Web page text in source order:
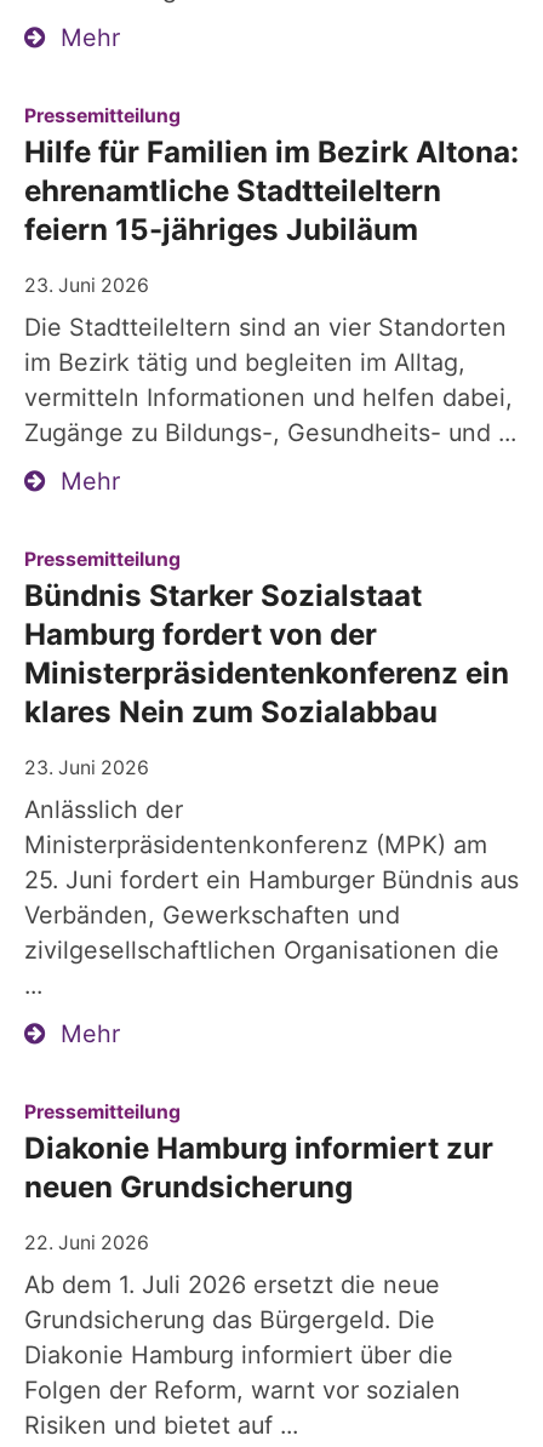
Mehr
Pressemitteilung
Hilfe für Familien im Bezirk Altona:
ehrenamtliche Stadtteileltern
feiern 15-jähriges Jubiläum
23. Juni 2026
Die Stadtteileltern sind an vier Standorten
im Bezirk tätig und begleiten im Alltag,
vermitteln Informationen und helfen dabei,
Zugänge zu Bildungs-, Gesundheits- und ...
Mehr
Pressemitteilung
Bündnis Starker Sozialstaat
Hamburg fordert von der
Ministerpräsidentenkonferenz ein
klares Nein zum Sozialabbau
23. Juni 2026
Anlässlich der
Ministerpräsidentenkonferenz (MPK) am
25. Juni fordert ein Hamburger Bündnis aus
Verbänden, Gewerkschaften und
zivilgesellschaftlichen Organisationen die
...
Mehr
Pressemitteilung
Diakonie Hamburg informiert zur
neuen Grundsicherung
22. Juni 2026
Ab dem 1. Juli 2026 ersetzt die neue
Grundsicherung das Bürgergeld. Die
Diakonie Hamburg informiert über die
Folgen der Reform, warnt vor sozialen
Risiken und bietet auf ...